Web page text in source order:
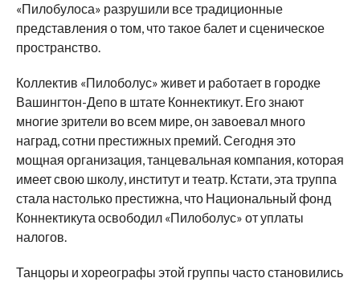
«Пилобулоса» разрушили все традиционные
представления о том, что такое балет и сценическое
пространство.
Коллектив «Пилоболус» живет и работает в городке
Вашингтон-Депо в штате Коннектикут. Его знают
многие зрители во всем мире, он завоевал много
наград, сотни престижных премий. Сегодня это
мощная организация, танцевальная компания, которая
имеет свою школу, институт и театр. Кстати, эта труппа
стала настолько престижна, что Национальный фонд
Коннектикута освободил «Пилоболус» от уплаты
налогов.
Танцоры и хореографы этой группы часто становились